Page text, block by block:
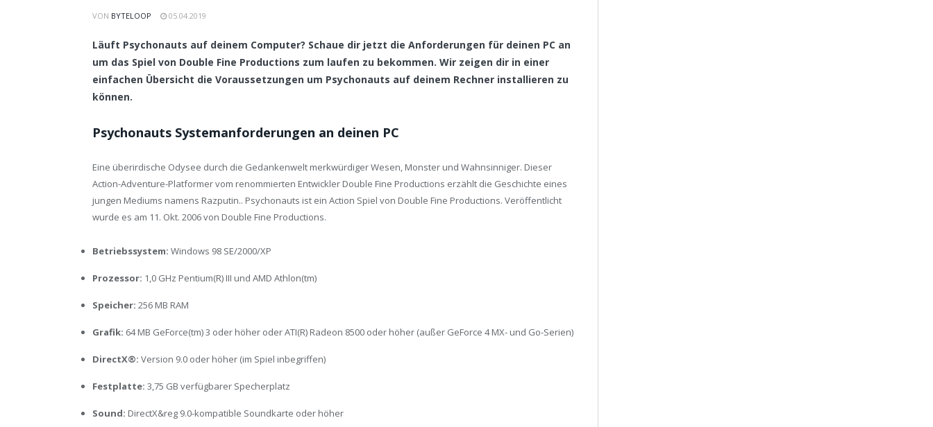
VON BYTELOOP 05.04.2019
Läuft Psychonauts auf deinem Computer? Schaue dir jetzt die Anforderungen für deinen PC an
um das Spiel von Double Fine Productions zum laufen zu bekommen. Wir zeigen dir in einer
einfachen Übersicht die Voraussetzungen um Psychonauts auf deinem Rechner installieren zu
können.
Psychonauts Systemanforderungen an deinen PC
Eine überirdische Odysee durch die Gedankenwelt merkwürdiger Wesen, Monster und Wahnsinniger. Dieser
Action-Adventure-Platformer vom renommierten Entwickler Double Fine Productions erzählt die Geschichte eines
jungen Mediums namens Razputin.. Psychonauts ist ein Action Spiel von Double Fine Productions. Veröffentlicht
wurde es am 11. Okt. 2006 von Double Fine Productions.
Betriebssystem: Windows 98 SE/2000/XP
Prozessor: 1,0 GHz Pentium(R) III und AMD Athlon(tm)
Speicher: 256 MB RAM
Grafik: 64 MB GeForce(tm) 3 oder höher oder ATI(R) Radeon 8500 oder höher (außer GeForce 4 MX- und Go-Serien)
DirectX®: Version 9.0 oder höher (im Spiel inbegriffen)
Festplatte: 3,75 GB verfügbarer Specherplatz
Sound: DirectX&reg 9.0-kompatible Soundkarte oder höher